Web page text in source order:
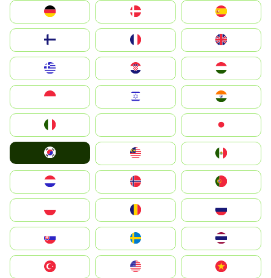
Deutschland
United Kingdom
Magyarország
South Korea
United States